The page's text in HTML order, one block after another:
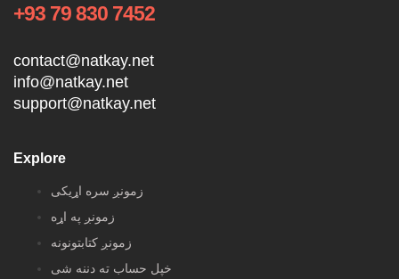
+93 79 830 7452
contact@natkay.net
info@natkay.net
support@natkay.net
Explore
زمونږ سره اړیکی
زمونږ په اړه
زمونږ کتابتونونه
خپل حساب ته دننه شی